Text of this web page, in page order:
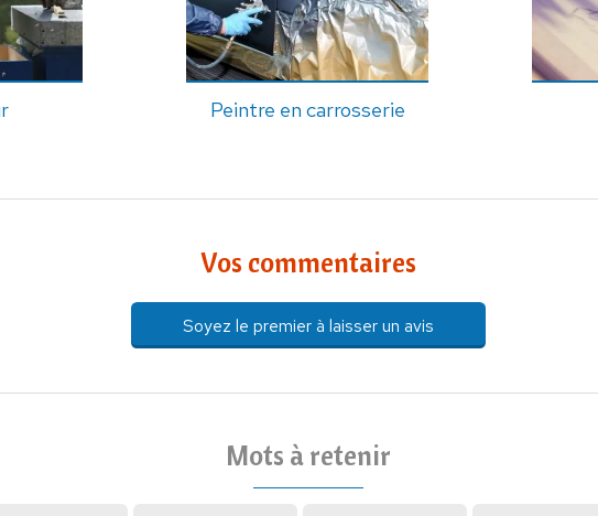
Peintre en carrosserie
Vos commentaires
Soyez le premier à laisser un avis
Mots à retenir